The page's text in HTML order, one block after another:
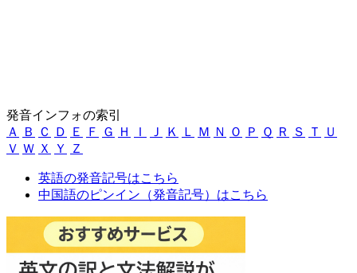
発音インフォの索引
Ａ
Ｂ Ｃ Ｄ Ｅ Ｆ Ｇ Ｈ Ｉ Ｊ Ｋ Ｌ Ｍ Ｎ Ｏ Ｐ Ｑ Ｒ Ｓ Ｔ
Ｕ
Ｖ Ｗ Ｘ Ｙ Ｚ
英語の発音記号はこちら
中国語のピンイン（発音記号）はこちら